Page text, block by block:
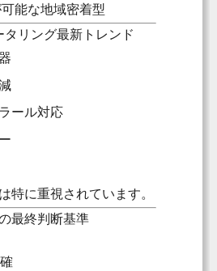
能な地域密着型
リング最新トレンド
ール対応
特に重視されています。
最終判断基準